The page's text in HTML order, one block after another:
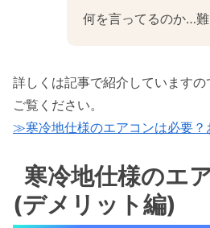
何を言ってるのか…
詳しくは記事で紹介しています
ご覧ください。
≫寒冷地仕様のエアコンは必要？
寒冷地仕様のエ
(デメリット編)